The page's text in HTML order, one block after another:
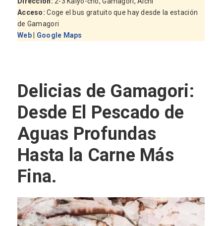
Acceso:Coge el bus gratuito que hay desde la estación
de Gamagori
Web | Google Maps
Delicias de Gamagori:
Desde El Pescado de
Aguas Profundas
Hasta la Carne Más
Fina.